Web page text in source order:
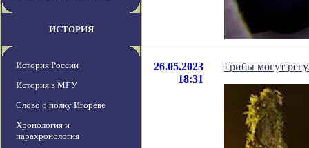
ИСТОРИЯ
История России
История в МГУ
Слово о полку Игореве
Хронология и
парахронология
26.05.2023
18:31
Грибы могут